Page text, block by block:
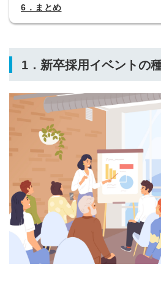
6．まとめ
1． 新卒採用イベントの